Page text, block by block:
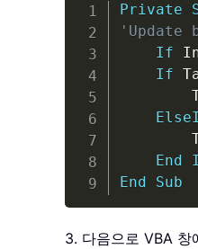
Private
'Update
If
If
End
End
Sub
3. 다음으로 VBA 창